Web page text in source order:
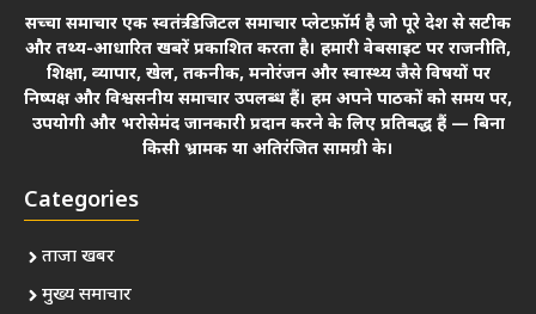
सच्चा समाचार एक स्वतंत्र डिजिटल समाचार प्लेटफ़ॉर्म है जो पूरे देश से सटीक
और तथ्य-आधारित खबरें प्रकाशित करता है। हमारी वेबसाइट पर राजनीति,
शिक्षा, व्यापार, खेल, तकनीक, मनोरंजन और स्वास्थ्य जैसे विषयों पर
निष्पक्ष और विश्वसनीय समाचार उपलब्ध हैं। हम अपने पाठकों को समय पर,
उपयोगी और भरोसेमंद जानकारी प्रदान करने के लिए प्रतिबद्ध हैं — बिना
किसी भ्रामक या अतिरंजित सामग्री के।
Categories
ताजा खबर
मुख्य समाचार